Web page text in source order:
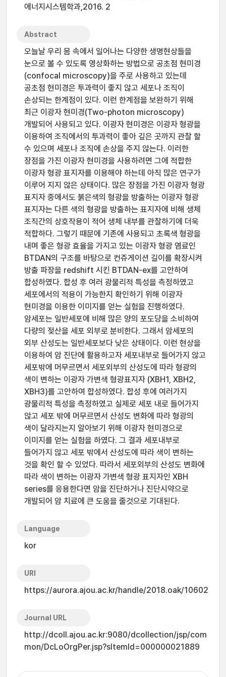
에너지시스템학과,2016. 2
Abstract
오늘날 우리 몸 속에서 일어나는 다양한 생명현상들을
눈으로 볼 수 있도록 영상화하는 방법으로 공초점 현미경
(confocal microscopy)을 주로 사용하고 있는데
공초점 현미경은 투과력이 좋지 않고 세포나 조직이
손상되는 한계점이 있다. 이런 한계점을 보완하기 위해
최근 이광자 현미경(Two-photon microscopy)
개발되어 사용되고 있다. 이광자 현미경은 이광자 형광을
이용하여 조직에서의 투과력이 좋아 깊은 곳까지 관찰 할
수 있으며 세포나 조직에 손상을 주지 않는다. 이러한
장점을 가진 이광자 현미경을 사용하려면 그에 적합한
이광자 형광 표지자를 이용해야 하는데 아직 많은 연구가
이루어 지지 않은 상태이다. 많은 장점을 가진 이광자 형광
표지자 중에서도 붉은색의 형광을 방출하는 이광자 형광
표지자는 다른 색의 형광을 방출하는 표지자에 비해 생체
조직간의 상호작용이 적어 생체 내부를 관찰하기에 더욱
적합하다. 그렇기 때문에 기존에 사용되고 초록색 형광을
내며 좋은 형광 효율을 가지고 있는 이광자 형광 염료인
BTDAN의 구조를 바탕으로 컨쥬게이션 길이를 확장시켜
방출 파장을 redshift 시킨 BTDAN-ex를 고안하여
합성하였다. 합성 후 여러 광물리적 특성을 측정하였고
세포에서의 적용이 가능한지 확인하기 위해 이광자
현미경을 이용한 이미지를 얻는 실험을 진행하였다.
암세포는 일반세포에 비해 많은 양의 포도당을 소비하여
다량의 젖산을 세포 외부로 분비한다. 그래서 암세포의
외부 산성도는 일반세포보다 낮은 상태이다. 이런 현상을
이용하여 암 진단에 활용하고자 세포내부로 들어가지 않고
세포밖에 머무르면서 세포외부의 산성도에 따라 형광의
색이 변하는 이광자 가변색 형광표지자 (XBH1, XBH2,
XBH3)를 고안하여 합성하였다. 합성 후에 여러가지
광물리적 특성을 측정하였고 실제로 세포 내로 들어가지
않고 세포 밖에 머무르면서 산성도 변화에 따라 형광의
색이 달라지는지 알아보기 위해 이광자 현미경으로
이미지를 얻는 실험을 하였다. 그 결과 세포내부로
들어가지 않고 세포 밖에서 산성도에 따라 색이 변하는
것을 확인 할 수 있었다. 따라서 세포외부의 산성도 변화에
따라 색이 변하는 이광자 가변색 형광 표지자인 XBH
series를 응용한다면 암을 진단하거나 진단시약으로
개발되어 암 치료에 큰 도움을 줄것으로 기대된다.
Language
kor
URI
https://aurora.ajou.ac.kr/handle/2018.oak/10602
Journal URL
http://dcoll.ajou.ac.kr:9080/dcollection/jsp/com
mon/DcLoOrgPer.jsp?sItemId=000000021889